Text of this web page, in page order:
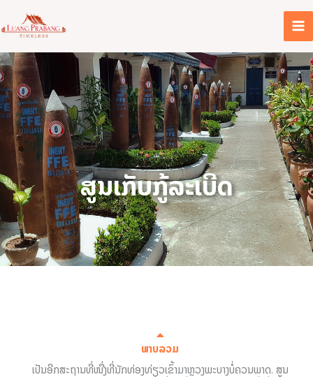
ໄປ
ເນື້ອຫາ
ສູນເກັບກູ້ລະເບີດ
ພາບລວມ
ເປັນອີກສະຖານທີ່ໜື່ງທີ່ນັກທ່ອງທ່ຽວເຂົ້າມາຫຼວງພະບາງບໍ່ຄວນພາດ. ສູນ